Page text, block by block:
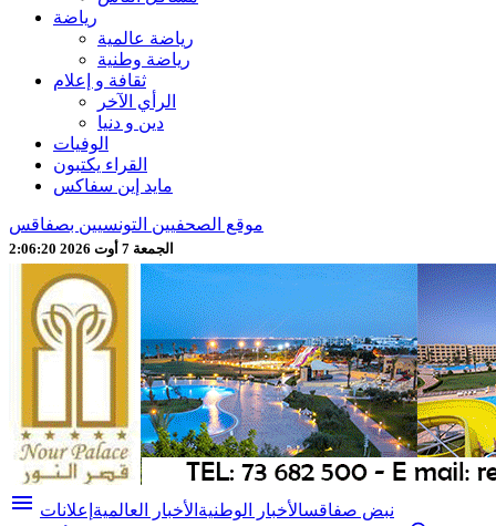
رياضة
رياضة عالمية
رياضة وطنية
ثقافة و إعلام
الرأي الآخر
دين و دنيا
الوفيات
القراء يكتبون
مايد إين سفاكس
موقع الصحفيين التونسيين بصفاقس
الجمعة 7 أوت 2026 2:06:22
menu نبض صفاقسالأخبار الوطنية الأخبار العالمية إعلانات